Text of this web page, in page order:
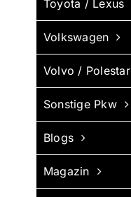
Toyota / Lexus
Volkswagen
Volvo / Polestar
Sonstige Pkw
Blogs
Magazin